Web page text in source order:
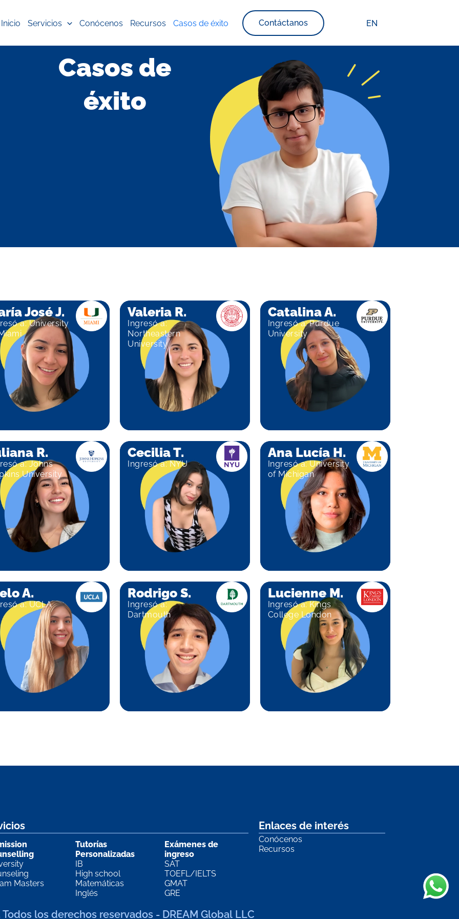
Inicio Servicios Conócenos Recursos Casos de éxito Contáctanos EN
Casos de
éxito
José J.
a: University
Valeria R.
Ingresó a:
Northeastern
University
Catalina A.
Ingresó a: Purdue
University
R.
a: Johns
University
Cecilia T.
Ingresó a: NYU
Ana Lucía H.
Ingresó a: University
of Michigan
A.
a: UCLA
Rodrigo S.
Ingresó a:
Dartmouth
Lucienne M.
Ingresó a: Kings
College London
Masters
Tutorías
Personalizadas
IB
High school
Matemáticas
Inglés
Exámenes de
ingreso
SAT
TOEFL/IELTS
GMAT
GRE
Enlaces de interés
Conócenos
Recursos
Todos los derechos reservados - DREAM Global LLC